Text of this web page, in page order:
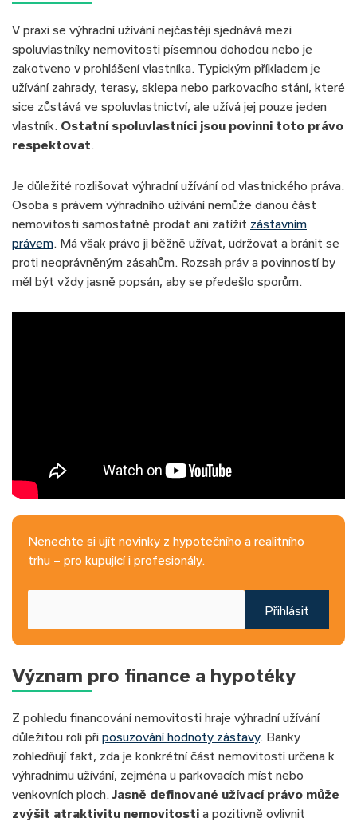
V praxi se výhradní užívání nejčastěji sjednává mezi
spoluvlastníky nemovitosti písemnou dohodou nebo je
zakotveno v prohlášení vlastníka. Typickým příkladem je
užívání zahrady, terasy, sklepa nebo parkovacího stání, které
sice zůstává ve spoluvlastnictví, ale užívá jej pouze jeden
vlastník. Ostatní spoluvlastníci jsou povinni toto právo
respektovat.
Je důležité rozlišovat výhradní užívání od vlastnického práva.
Osoba s právem výhradního užívání nemůže danou část
nemovitosti samostatně prodat ani zatížit zástavním
právem . Má však právo ji běžně užívat, udržovat a bránit se
proti neoprávněným zásahům. Rozsah práv a povinností by
měl být vždy jasně popsán, aby se předešlo sporům.
Nenechte si ujít novinky z hypotečního a realitního
trhu – pro kupující i profesionály.
Přihlásit
Význam pro finance a hypotéky
Z pohledu financování nemovitosti hraje výhradní užívání
důležitou roli při posuzování hodnoty zástavy. Banky
zohledňují fakt, zda je konkrétní část nemovitosti určena k
výhradnímu užívání, zejména u parkovacích míst nebo
venkovních ploch.Jasně definované užívací právo může
zvýšit atraktivitu nemovitosti a pozitivně ovlivnit